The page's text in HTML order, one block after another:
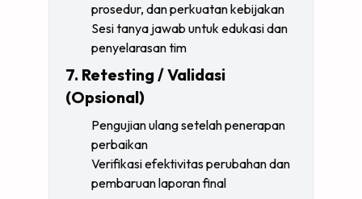
prosedur, dan perkuatan kebijakan
Sesi tanya jawab untuk edukasi dan
penyelarasan tim
7. Retesting / Validasi
(Opsional)
Pengujian ulang setelah penerapan
perbaikan
Verifikasi efektivitas perubahan dan
pembaruan laporan final